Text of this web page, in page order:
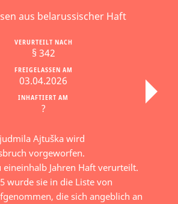
aus belarussischer Haft
INHAFTIERT AM
?
FREIGELASSEN AM
03.04.2026
VERURTEILT NACH
§ 342
Ajtuška wird
vorgeworfen.
eineinhalb Jahren Haft verurteilt.
wurde sie in die Liste von
die sich angeblich an